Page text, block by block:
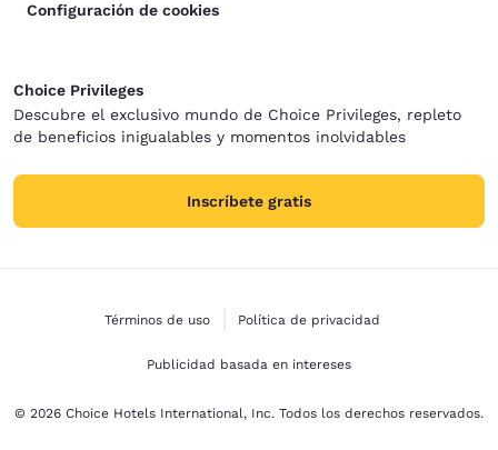
Configuración de cookies
Choice Privileges
Descubre el exclusivo mundo de Choice Privileges, repleto
de beneficios inigualables y momentos inolvidables
Inscríbete gratis
Términos de uso Política de privacidad
Publicidad basada en intereses
© 2026 Choice Hotels International, Inc. Todos los derechos reservados.